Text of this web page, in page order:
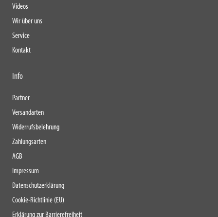
Videos
Wir über uns
Service
Kontakt
Info
Partner
Versandarten
Widerrufsbelehrung
Zahlungsarten
AGB
Impressum
Datenschutzerklärung
Cookie-Richtlinie (EU)
Erklärung zur Barrierefreiheit